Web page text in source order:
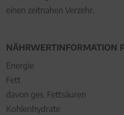
einen zeitnahen Verzehr.
NÄHRWERTINFORMATION
Energie
Fett
davon ges. Fettsäuren
Kohlenhydrate